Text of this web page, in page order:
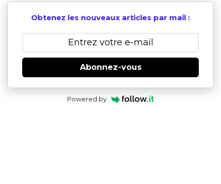
Obtenez les nouveaux articles par mail :
Abonnez-vous
Powered by